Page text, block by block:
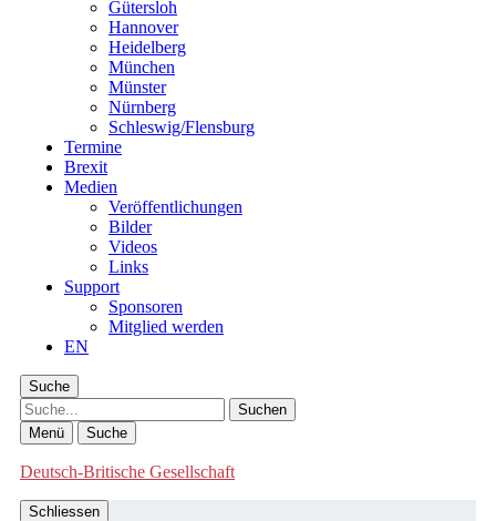
Gütersloh
Hannover
Heidelberg
München
Münster
Nürnberg
Schleswig/Flensburg
Termine
Brexit
Medien
Veröffentlichungen
Bilder
Videos
Links
Support
Sponsoren
Mitglied werden
EN
Suche
Suche
Menü Suche
Deutsch-Britische Gesellschaft
Schliessen